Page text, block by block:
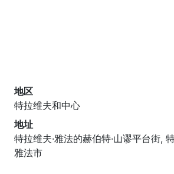
地区
特拉维夫和中心
地址
特拉维夫·雅法的赫伯特·山谬平台街,
雅法市